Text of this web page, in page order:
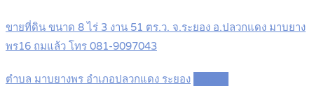
ขายที่ดิน ขนาด 8 ไร่ 3 งาน 51 ตร.ว. จ.ระยอง อ.ปลวกแดง มาบยาง
พร16 ถมแล้ว โทร 081-9097043
ตำบล มาบยางพร อำเภอปลวกแดง ระยอง